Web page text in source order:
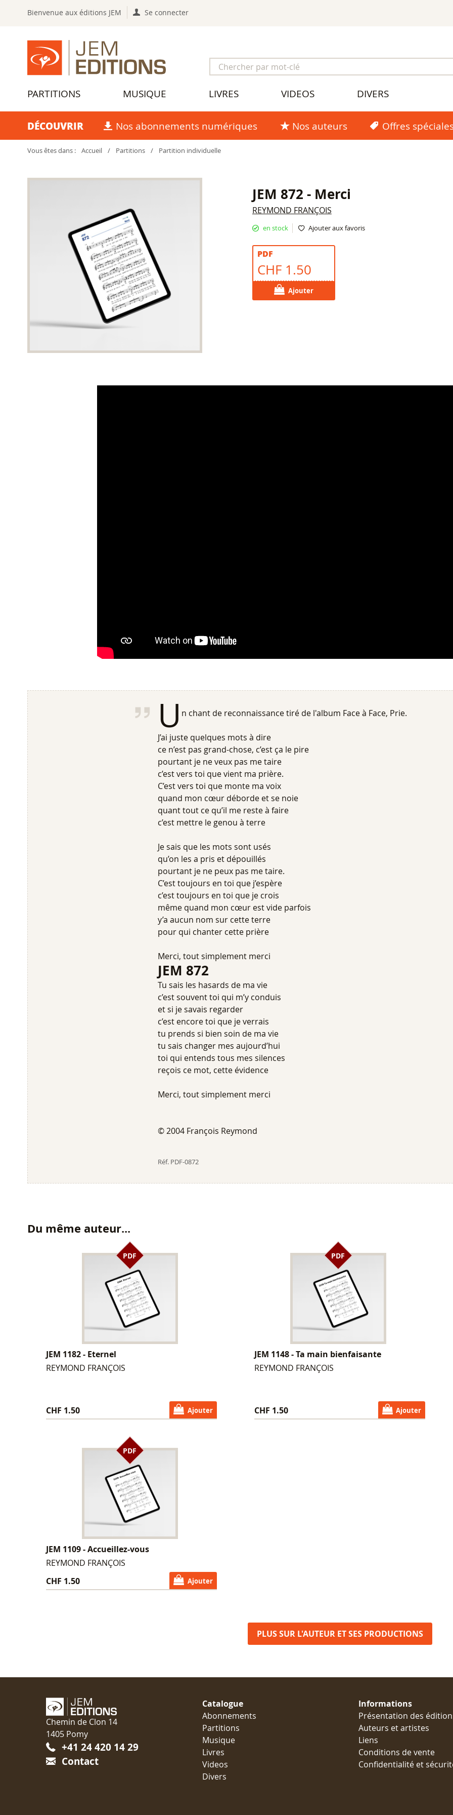
Bienvenue aux éditions JEM Se connecter
PARTITIONS MUSIQUE LIVRES VIDEOS DIVERS
DÉCOUVRIR Nos abonnements numériques Nos auteurs Offres
Vous êtes dans : Accueil / Partitions / Partition individuelle
JEM 872 - Merci
REYMOND FRANÇOIS
en stock Ajouter aux favoris
PDF
CHF 1.50
Ajouter
U n chant de reconnaissance tiré de l'album Face à Face, Prie.
J’ai juste quelques mots à dire
ce n’est pas grand-chose, c’est ça le pire
pourtant je ne veux pas me taire
c’est vers toi que vient ma prière.
C’est vers toi que monte ma voix
quand mon cœur déborde et se noie
quant tout ce qu’il me reste à faire
c’est mettre le genou à terre
Je sais que les mots sont usés
qu’on les a pris et dépouillés
pourtant je ne peux pas me taire.
C’est toujours en toi que j’espère
c’est toujours en toi que je crois
même quand mon cœur est vide parfois
y’a aucun nom sur cette terre
pour qui chanter cette prière
Merci, tout simplement merci
JEM
Tu sais les hasards de ma vie
c’est souvent toi qui m’y conduis
et si je savais regarder
c’est encore toi que je verrais
tu prends si bien soin de ma vie
tu sais changer mes aujourd’hui
toi qui entends tous mes silences
reçois ce mot, cette évidence
Merci, tout simplement merci
© 2004 François Reymond
Réf. PDF-0872
Du même auteur...
PDF
JEM 1182 - Eternel
REYMOND FRANÇOIS
CHF 1.50 Ajouter
PDF
JEM 1148 - Ta main bienfaisante
REYMOND FRANÇOIS
CHF 1.50 Ajouter
PDF
JEM 1109 - Accueillez-vous
REYMOND FRANÇOIS
CHF 1.50
Ajouter
PLUS SUR L'AUTEUR ET SES PRODUCTIONS
Chemin de Clon 14
1405 Pomy
+41 24 420 14 29
Contact
Catalogue
Abonnements
Partitions
Musique
Livres
Videos
Divers
Informations
Présentation des
Auteurs et artistes
Liens
Conditions de vente
Confidentialité et